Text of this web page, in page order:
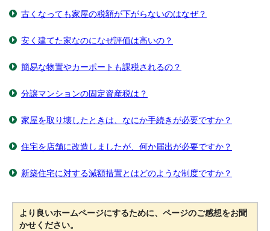
古くなっても家屋の税額が下がらないのはなぜ？
安く建てた家なのになぜ評価は高いの？
簡易な物置やカーポートも課税されるの？
分譲マンションの固定資産税は？
家屋を取り壊したときは、なにか手続きが必要ですか？
住宅を店舗に改造しましたが、何か届出が必要ですか？
新築住宅に対する減額措置とはどのような制度ですか？
より良いホームページにするために、ページのご感想をお聞
かせください。